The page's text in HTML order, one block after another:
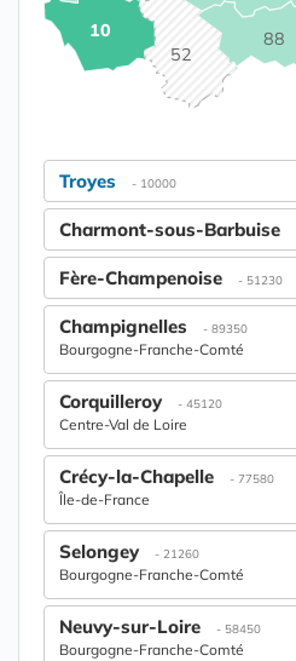
10
52
88
Troyes - 10000
Charmont-sous-Barbuise
Fère-Champenoise - 51230
Champignelles - 89350
Bourgogne-Franche-Comté
Corquilleroy - 45120
Centre-Val de Loire
Crécy-la-Chapelle - 77580
Île-de-France
Selongey - 21260
Bourgogne-Franche-Comté
Neuvy-sur-Loire - 58450
Bourgogne-Franche-Comté